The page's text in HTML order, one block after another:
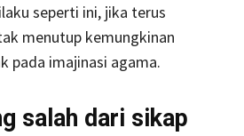
seperti ini, jika terus
menutup kemungkinan
pada imajinasi agama.
salah dari sikap